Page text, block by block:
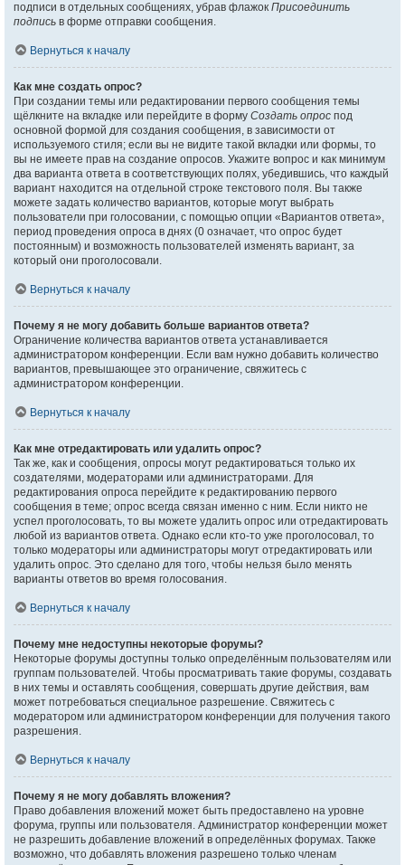
подписи в отдельных сообщениях, убрав флажок Присоединить
подпись в форме отправки сообщения.
Вернуться к началу
Как мне создать опрос?
При создании темы или редактировании первого сообщения темы
щёлкните на вкладке или перейдите в форму Создать опрос под
основной формой для создания сообщения, в зависимости от
используемого стиля; если вы не видите такой вкладки или формы, то
вы не имеете прав на создание опросов. Укажите вопрос и как минимум
два варианта ответа в соответствующих полях, убедившись, что каждый
вариант находится на отдельной строке текстового поля. Вы также
можете задать количество вариантов, которые могут выбрать
пользователи при голосовании, с помощью опции «Вариантов ответа»,
период проведения опроса в днях (0 означает, что опрос будет
постоянным) и возможность пользователей изменять вариант, за
который они проголосовали.
Вернуться к началу
Почему я не могу добавить больше вариантов ответа?
Ограничение количества вариантов ответа устанавливается
администратором конференции. Если вам нужно добавить количество
вариантов, превышающее это ограничение, свяжитесь с
администратором конференции.
Вернуться к началу
Как мне отредактировать или удалить опрос?
Так же, как и сообщения, опросы могут редактироваться только их
создателями, модераторами или администраторами. Для
редактирования опроса перейдите к редактированию первого
сообщения в теме; опрос всегда связан именно с ним. Если никто не
успел проголосовать, то вы можете удалить опрос или отредактировать
любой из вариантов ответа. Однако если кто-то уже проголосовал, то
только модераторы или администраторы могут отредактировать или
удалить опрос. Это сделано для того, чтобы нельзя было менять
варианты ответов во время голосования.
Вернуться к началу
Почему мне недоступны некоторые форумы?
Некоторые форумы доступны только определённым пользователям или
группам пользователей. Чтобы просматривать такие форумы, создавать
в них темы и оставлять сообщения, совершать другие действия, вам
может потребоваться специальное разрешение. Свяжитесь с
модератором или администратором конференции для получения такого
разрешения.
Вернуться к началу
Почему я не могу добавлять вложения?
Право добавления вложений может быть предоставлено на уровне
форума, группы или пользователя. Администратор конференции может
не разрешить добавление вложений в определённых форумах. Также
возможно, что добавлять вложения разрешено только членам